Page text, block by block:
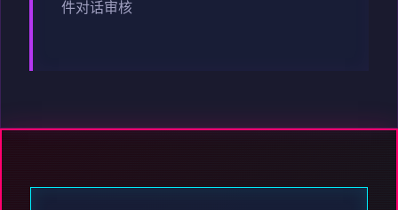
件对话审核